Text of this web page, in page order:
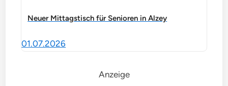
Neuer Mittagstisch für Senioren in Alzey
01.07.2026
Anzeige